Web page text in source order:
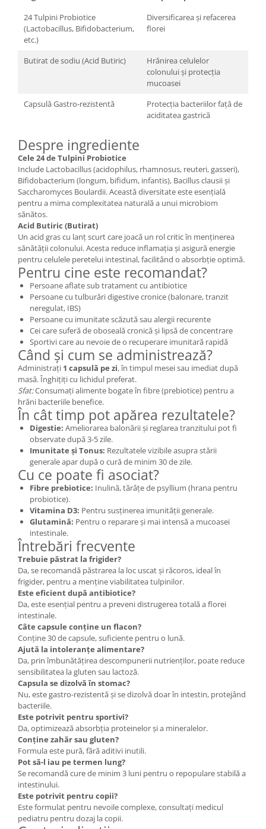
24 Tulpini Probiotice
(Lactobacillus, Bifidobacterium,
etc.)
Diversificarea și refacerea
florei
Butirat de sodiu (Acid Butiric)
Hrănirea celulelor
colonului și protecția
mucoasei
Capsulă Gastro-rezistentă
Protecția bacteriilor față de
aciditatea gastrică
Despre ingrediente
Cele 24 de Tulpini Probiotice
Include Lactobacillus (acidophilus, rhamnosus, reuteri, gasseri),
Bifidobacterium (longum, bifidum, infantis), Bacillus clausii și
Saccharomyces Boulardii. Această diversitate este esențială
pentru a mima complexitatea naturală a unui microbiom
sănătos.
Acid Butiric (Butirat)
Un acid gras cu lanț scurt care joacă un rol critic în menținerea
sănătății colonului. Acesta reduce inflamația și asigură energie
pentru celulele peretelui intestinal, facilitând o absorbție optimă.
Pentru cine este recomandat?
Persoane aflate sub tratament cu antibiotice
Persoane cu tulburări digestive cronice (balonare, tranzit
neregulat, IBS)
Persoane cu imunitate scăzută sau alergii recurente
Cei care suferă de oboseală cronică și lipsă de concentrare
Sportivi care au nevoie de o recuperare imunitară rapidă
Când și cum se administrează?
Administrați 1 capsulă pe zi, în timpul mesei sau imediat după
masă. Înghițiți cu lichidul preferat.
Sfat:Consumați alimente bogate în fibre (prebiotice) pentru a
hrăni bacteriile benefice.
În cât timp pot apărea rezultatele?
Digestie: Ameliorarea balonării și reglarea tranzitului pot fi
observate după 3-5 zile.
Imunitate și Tonus: Rezultatele vizibile asupra stării
generale apar după o cură de minim 30 de zile.
Cu ce poate fi asociat?
Fibre prebiotice: Inulină, tărâțe de psyllium (hrana pentru
probiotice).
Vitamina D3: Pentru susținerea imunității generale.
Glutamină: Pentru o reparare și mai intensă a mucoasei
intestinale.
Întrebări frecvente
Trebuie păstrat la frigider?
Da, se recomandă păstrarea la loc uscat și răcoros, ideal în
frigider, pentru a menține viabilitatea tulpinilor.
Este eficient după antibiotice?
Da, este esențial pentru a preveni distrugerea totală a florei
intestinale.
Câte capsule conține un flacon?
Conține 30 de capsule, suficiente pentru o lună.
Ajută la intoleranțe alimentare?
Da, prin îmbunătățirea descompunerii nutrienților, poate reduce
sensibilitatea la gluten sau lactoză.
Capsula se dizolvă în stomac?
Nu, este gastro-rezistentă și se dizolvă doar în intestin, protejând
bacteriile.
Este potrivit pentru sportivi?
Da, optimizează absorbția proteinelor și a mineralelor.
Conține zahăr sau gluten?
Formula este pură, fără aditivi inutili.
Pot să-l iau pe termen lung?
Se recomandă cure de minim 3 luni pentru o repopulare stabilă a
intestinului.
Este potrivit pentru copii?
Este formulat pentru nevoile complexe, consultați medicul
pediatru pentru dozaj la copii.